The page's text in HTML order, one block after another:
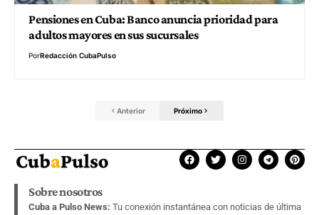
Pensiones en Cuba: Banco anuncia prioridad para
adultos mayores en sus sucursales
PorRedacción CubaPulso
Anterior Próximo
Sobre nosotros
Cuba a Pulso News: Tu conexión instantánea con noticias de última